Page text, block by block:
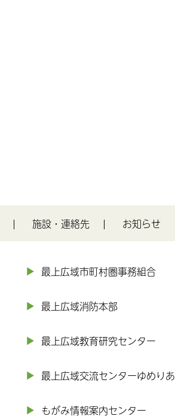
施設・連絡先 お知らせ
最上広域市町村圏事務組合
最上広域消防本部
最上広域教育研究センター
最上広域交流センターゆめりあ
もがみ情報案内センター